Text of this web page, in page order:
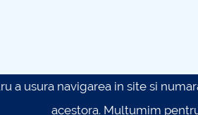
a usura navigarea in site si
acestora. Multumim